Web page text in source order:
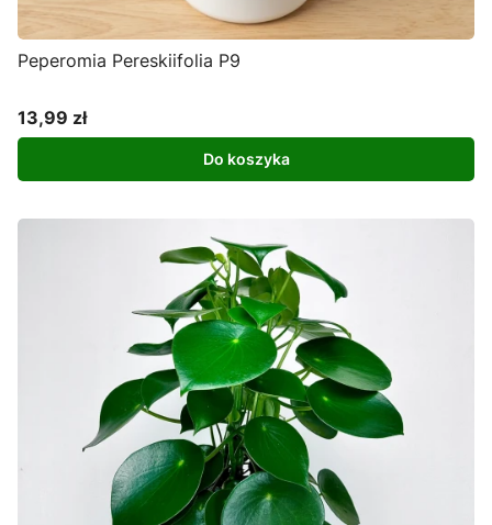
Peperomia Pereskiifolia P9
Cena
13,99 zł
Do koszyka